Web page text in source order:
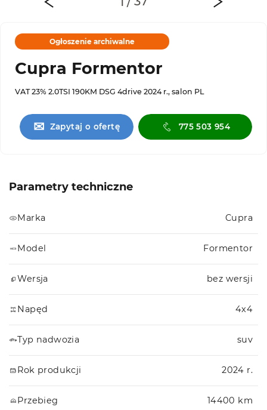
Ogłoszenie archiwalne
Cupra Formentor
VAT 23% 2.0TSI 190KM DSG 4drive 2024 r., salon PL
✉ Zapytaj o ofertę 775 503 954
Parametry techniczne
Marka Cupra
Model Formentor
Wersja bez wersji
Napęd 4x4
Typ nadwozia suv
Rok produkcji 2024 r.
Przebieg 14400 km